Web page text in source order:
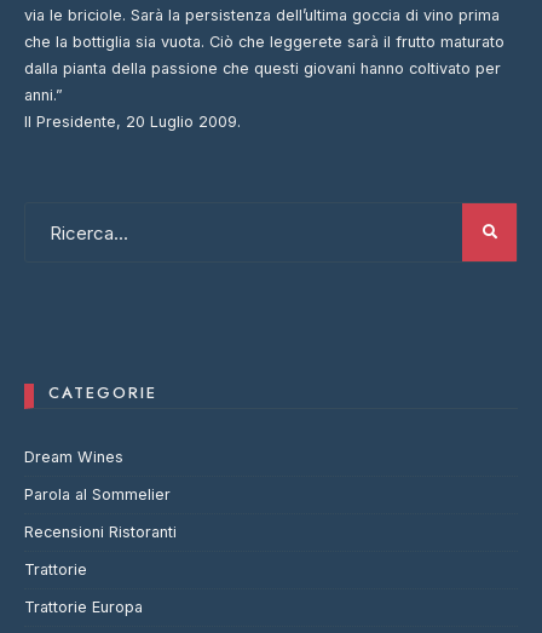
via le briciole. Sarà la persistenza dell’ultima goccia di vino prima
che la bottiglia sia vuota. Ciò che leggerete sarà il frutto maturato
dalla pianta della passione che questi giovani hanno coltivato per
anni.”
Il Presidente, 20 Luglio 2009.
CATEGORIE
Dream Wines
Parola al Sommelier
Recensioni Ristoranti
Trattorie
Trattorie Europa